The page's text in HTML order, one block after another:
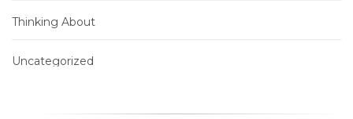
Thinking About
Uncategorized